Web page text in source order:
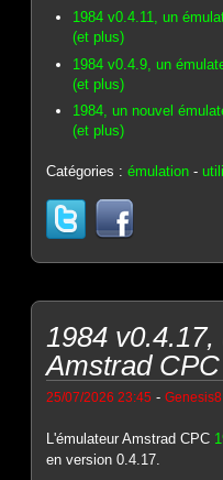
1984 v0.4.11, un
(et plus)
1984 v0.4.9, un
(et plus)
1984, un nouvel
(et plus)
Catégories :émulation -
1984
Amstrad
25/07/2026 23:45 -Genesis8
L'émulateur Amstrad CPC
en version 0.4.17.